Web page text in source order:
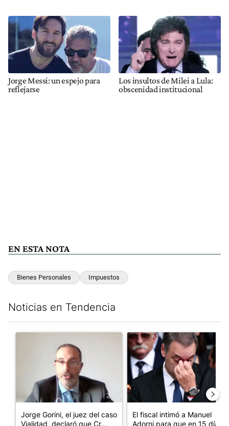
Jorge Messi: un espejo para
reflejarse
Los insultos de Milei a Lula:
obscenidad institucional
EN ESTA NOTA
Bienes Personales Impuestos
Noticias en Tendencia
Un artículo de tendencia con el título "Jorge Gorini, el juez
Jorge Gorini, el juez del caso
Vialidad, declaró que Cr...
Un artículo de tendencia con
El fiscal intimó a Manuel
Adorni para que en 15 días